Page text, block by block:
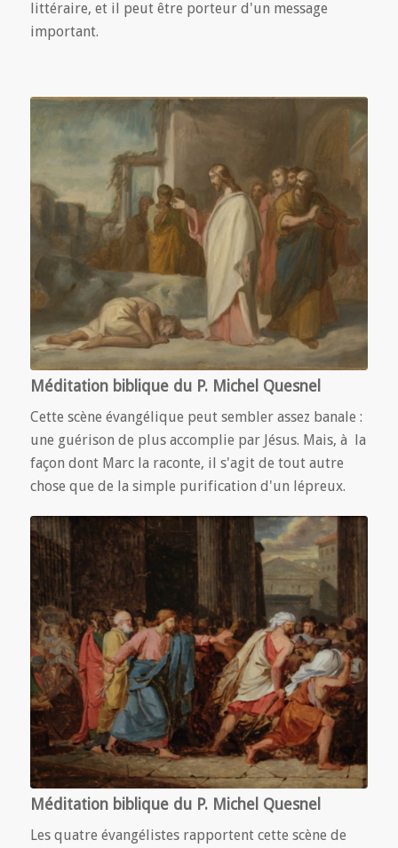
littéraire, et il peut être porteur d'un message
important.
Méditation biblique du P. Michel Quesnel
Cette scène évangélique peut sembler assez banale :
une guérison de plus accomplie par Jésus. Mais, à la
façon dont Marc la raconte, il s'agit de tout autre
chose que de la simple purification d'un lépreux.
Méditation biblique du P. Michel Quesnel
Les quatre évangélistes rapportent cette scène de